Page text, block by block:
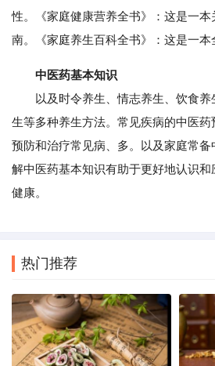
性。《家庭健康营养全书》：这是一
南。《家庭养生百科全书》：这是一本
中医药基本知识
以及时令养生、情志养生、饮食养
生等多种养生方法。常见疾病的中医
预防和治疗常见病、多。以及家庭常备
解中医药基本知识有助于更好地认识
健康。
热门推荐